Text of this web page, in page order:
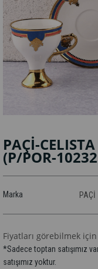
PAÇİ-
(P/POR-
Marka PAÇİ
Fiyatları görebilmek için
*Sadece toptan satışımız
satışımız yoktur.